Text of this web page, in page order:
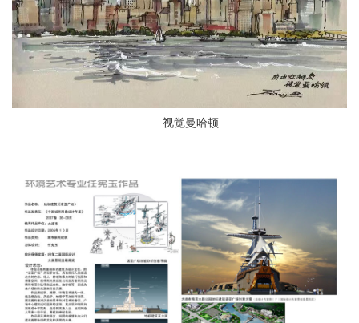
视觉曼哈顿